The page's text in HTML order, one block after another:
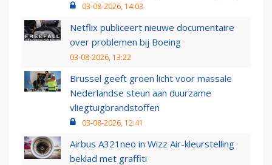
03-08-2026, 14:03
Netflix publiceert nieuwe documentaire
over problemen bij Boeing
03-08-2026, 13:22
Brussel geeft groen licht voor massale
Nederlandse steun aan duurzame
vliegtuigbrandstoffen
03-08-2026, 12:41
Airbus A321neo in Wizz Air-kleurstelling
beklad met graffiti